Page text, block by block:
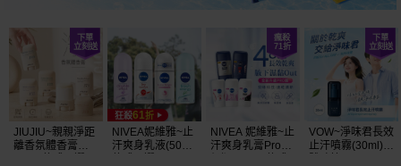
JIUJIU~親親淨距
離香氛體香膏
NIVEA妮維雅~止
汗爽身乳液(50ml)
NIVEA 妮維雅~止
汗爽身乳膏Pro升
VOW~淨味君長效
止汗噴霧(30ml)